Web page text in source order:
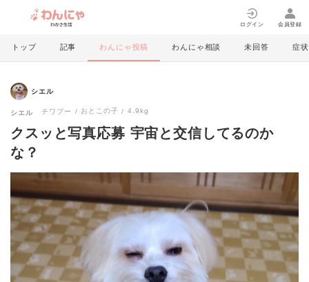
ログイン 会員登録
トップ 記事 わんにゃ投稿 わんにゃ相談 未回答 症状
シエル
シエル チワプー おとこの子 4.9kg
クスッと写真応募 宇宙と交信してるのか
な？